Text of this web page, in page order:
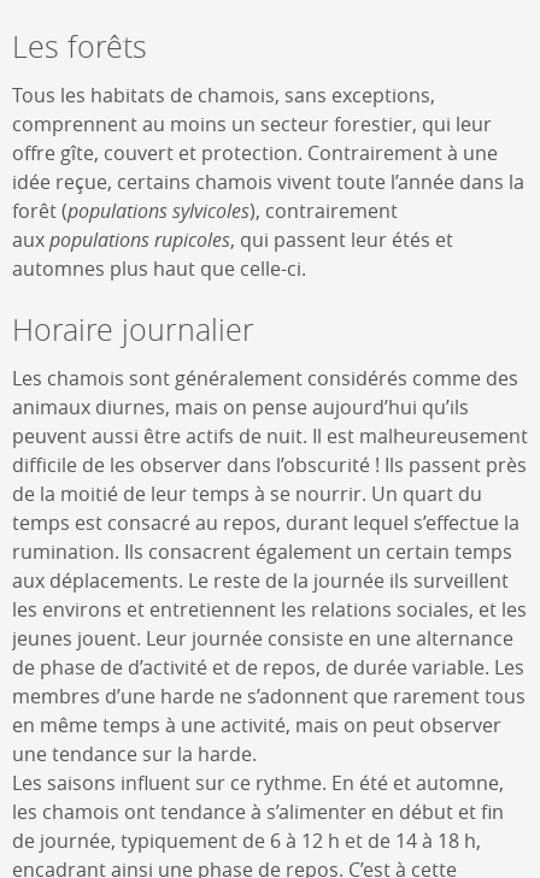
Les forêts
Tous les habitats de chamois, sans exceptions,
comprennent au moins un secteur forestier, qui leur
offre gîte, couvert et protection. Contrairement à une
idée reçue, certains chamois vivent toute l’année dans la
forêt (populations sylvicoles), contrairement
auxpopulations rupicoles, qui passent leur étés et
automnes plus haut que celle-ci.
Horaire journalier
Les chamois sont généralement considérés comme des
animaux diurnes, mais on pense aujourd’hui qu’ils
peuvent aussi être actifs de nuit. Il est malheureusement
difficile de les observer dans l’obscurité ! Ils passent près
de la moitié de leur temps à se nourrir. Un quart du
temps est consacré au repos, durant lequel s’effectue la
rumination. Ils consacrent également un certain temps
aux déplacements. Le reste de la journée ils surveillent
les environs et entretiennent les relations sociales, et les
jeunes jouent. Leur journée consiste en une alternance
de phase de d’activité et de repos, de durée variable. Les
membres d’une harde ne s’adonnent que rarement tous
en même temps à une activité, mais on peut observer
une tendance sur la harde.
Les saisons influent sur ce rythme. En été et automne,
les chamois ont tendance à s’alimenter en début et fin
de journée, typiquement de 6 à 12 h et de 14 à 18 h,
encadrant ainsi une phase de repos. C’est à cette